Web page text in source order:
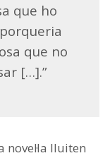
que ho
que no
[…].”
lluiten